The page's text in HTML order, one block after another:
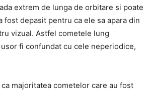
extrem de lunga de orbitare si poate
fost depasit pentru ca ele sa apara din
vizual. Astfel cometele lung
fi confundat cu cele neperiodice,
majoritatea cometelor care au fost